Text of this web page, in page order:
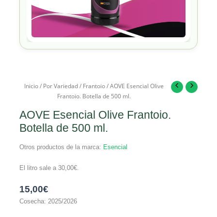
Inicio/ Por Variedad/ Frantoio/ AOVE Esencial Olive
Frantoio. Botella de 500 ml.
AOVE Esencial Olive Frantoio.
Botella de 500 ml.
Otros productos de la marca: Esencial
El litro sale a 30,00€.
15,00€
Cosecha: 2025/2026